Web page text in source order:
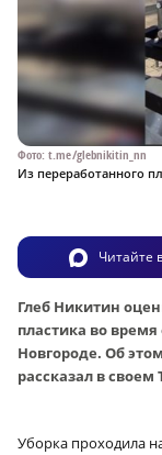
Фото: t.me/glebnikitin_nn
Из переработанного
Читайте
Глеб Никитин
пластика во
Новгороде. Об
рассказал в своем
Уборка проходила